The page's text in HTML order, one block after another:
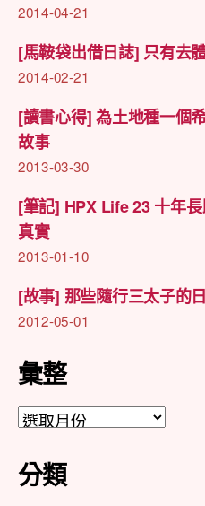
2014-04-21
[馬鞍袋出借日誌] 只有去
2014-02-21
[讀書心得] 為土地種一個
故事
2013-03-30
[筆記] HPX Life 23 十年
真實
2013-01-10
[故事] 那些隨行三太子的
2012-05-01
彙整
彙
分類